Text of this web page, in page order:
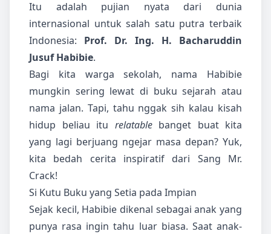
Itu adalah pujian nyata dari dunia
internasional untuk salah satu putra terbaik
Indonesia: Prof. Dr. Ing. H. Bacharuddin
Jusuf Habibie.
Bagi kita warga sekolah, nama Habibie
mungkin sering lewat di buku sejarah atau
nama jalan. Tapi, tahu nggak sih kalau kisah
hidup beliau itu relatablebanget buat kita
yang lagi berjuang ngejar masa depan? Yuk,
kita bedah cerita inspiratif dari Sang Mr.
Crack!
Si Kutu Buku yang Setia pada Impian
Sejak kecil, Habibie dikenal sebagai anak yang
punya rasa ingin tahu luar biasa. Saat anak-